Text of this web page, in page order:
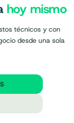
hoy mismo
técnicos y con
desde una sola